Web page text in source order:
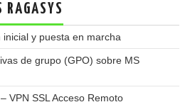
RAGASYS
y puesta en marcha
de grupo (GPO) sobre MS
VPN SSL Acceso Remoto